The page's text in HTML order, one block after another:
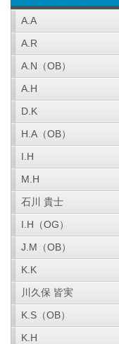
A.A
A.R
A.N（OB）
A.H
D.K
H.A（OB）
I.H
M.H
石川 貴士
I.H（OG）
J.M（OB）
K.K
川久保 皆実
K.S（OB）
K.H